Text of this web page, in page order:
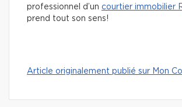
professionnel d’un courtier immobilier
prend tout son sens!
Article originalement publié sur Mon